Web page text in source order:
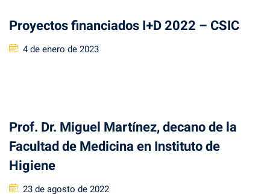
Proyectos financiados I+D 2022 – CSIC
Posted
4 de enero de 2023
Prof. Dr. Miguel Martínez, decano de la
Facultad de Medicina en Instituto de
Higiene
Posted
23 de agosto de 2022